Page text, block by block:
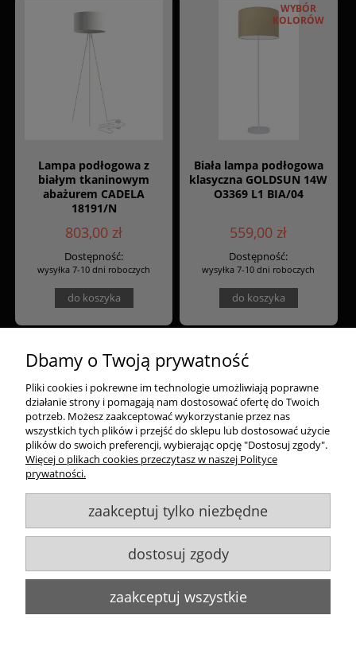
Lampa podłogowa z
białym tkaninowym
abażurem CADELA
18191/N
803,00 zł
Dostępność:
wysyłka 7-10 dni roboczych
do koszyka
Biała lampa podłogowa
klasyczna GOLDSUN 14W
O3369 L1 BIA/04
559,00 zł
Dostępność:
wysyłka 7-10 dni roboczych
do koszyka
WYBÓR
KOLORÓW
2
Zakupy
Pomoc
Informacje
, ul. Kukuczki 20/24, 42-224 Częstochowa,
info@goldsun-lampy.pl
Biuro, magazyn, zwroty, odbiór osobisty:ul. Starzyńskiego 6, 42-224
Częstochowa
Dbamy o Twoją prywatność
Pliki cookies i pokrewne im technologie umożliwiają poprawne
działanie strony i pomagają nam dostosować ofertę do Twoich
potrzeb. Możesz zaakceptować wykorzystanie przez nas
wszystkich tych plików i przejść do sklepu lub dostosować użycie
plików do swoich preferencji, wybierając opcję "Dostosuj zgody".
Więcej o plikach cookies przeczytasz w naszej Polityce
prywatności.
zaakceptuj tylko niezbędne
dostosuj zgody
zaakceptuj wszystkie